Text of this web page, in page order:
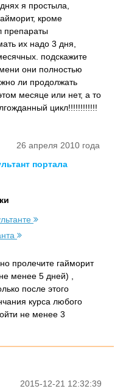
я простыла,
кроме
препараты
их надо 3 дня,
подскажите
они полностью
ли продолжать
месяце или нет, а то
цикл!!!!!!!!!!!!
26 апреля 2010 года
портала
пролечите гайморит
менее 5 дней) ,
после этого
курса любого
не менее 3
2015-12-21 12:32:39